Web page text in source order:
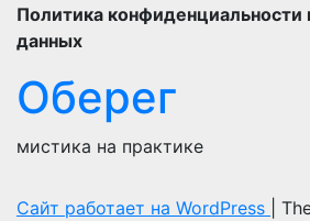
Политика конфиденциальности
данных
Оберег
мистика на практике
Сайт работает на WordPress